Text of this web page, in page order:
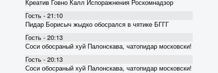
Креатив Говно Калл Испоражнения Роскомнадзор
Гость - 21:10
Пидар Борисыч жыдко обосрался в чятике БГГГ
Гость - 20:13
Соси обосраный хуй Палонскава, чатопидар московски!
Гость - 20:13
Соси обосраный хуй Палонскава, чатопидар московски!